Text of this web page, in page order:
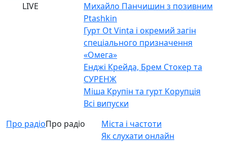
LIVE
Михайло Панчишин з позивним
Ptashkin
Гурт Ot Vinta і окремий загін
спеціального призначення
«Омега»
Енджі Крейда, Брем Стокер та
СУРЕНЖ
Міша Крупін та гурт Корупція
Всі випуски
Про радіоПро радіо
Міста і частоти
Як слухати онлайн